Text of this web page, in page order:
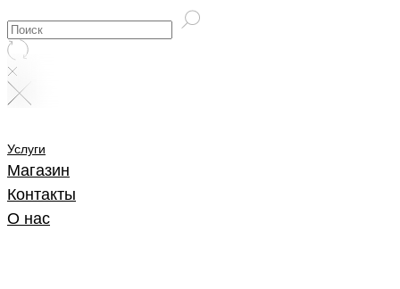
Услуги
Магазин
Контакты
О нас